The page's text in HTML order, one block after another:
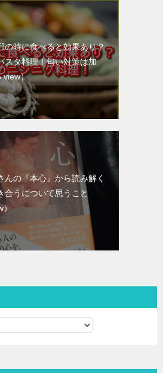
の時に食べると効果あり？
スタ料理！匂い対策は加
view）
んの『本心』から読み解く
合うについて思うこと